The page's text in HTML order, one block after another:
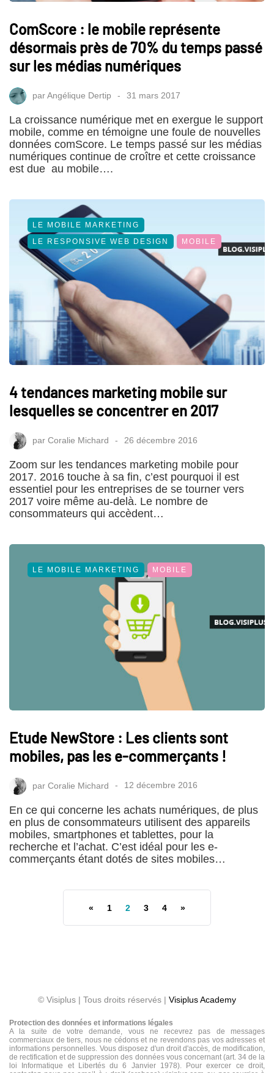
ComScore : le mobile représente
désormais près de 70% du temps passé
sur les médias numériques
parAngélique Dertip 31 mars 2017
La croissance numérique met en exergue le support
mobile, comme en témoigne une foule de nouvelles
données comScore. Le temps passé sur les médias
numériques continue de croître et cette croissance
est due au mobile….
LE MOBILE MARKETING
LE RESPONSIVE WEB DESIGN
MOBILE
4 tendances marketing mobile sur
lesquelles se concentrer en 2017
par Coralie Michard 26 décembre 2016
Zoom sur les tendances marketing mobile pour
2017. 2016 touche à sa fin, c’est pourquoi il est
essentiel pour les entreprises de se tourner vers
2017 voire même au-delà. Le nombre de
consommateurs qui accèdent…
LE MOBILE MARKETING MOBILE
Etude NewStore : Les clients sont
mobiles, pas les e-commerçants !
par Coralie Michard 12 décembre 2016
En ce qui concerne les achats numériques, de plus
en plus de consommateurs utilisent des appareils
mobiles, smartphones et tablettes, pour la
recherche et l’achat. C’est idéal pour les e-
commerçants étant dotés de sites mobiles…
« 1 2 3 4 »
© Visiplus | Tous droits réservés | Visiplus Academy
Protection des données et informations légales
A la suite de votre demande, vous ne recevrez pas de messages
commerciaux de tiers, nous ne cédons et ne revendons pas vos adresses et
informations personnelles. Vous disposez d'un droit d'accès, de modification,
de rectification et de suppression des données vous concernant (art. 34 de la
loi Informatique et Libertés du 6 Janvier 1978). Pour exercer ce droit,